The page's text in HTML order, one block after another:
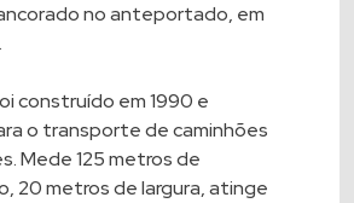
no anteportado, em
construído em 1990 e
o transporte de caminhões
Mede 125 metros de
20 metros de largura, atinge